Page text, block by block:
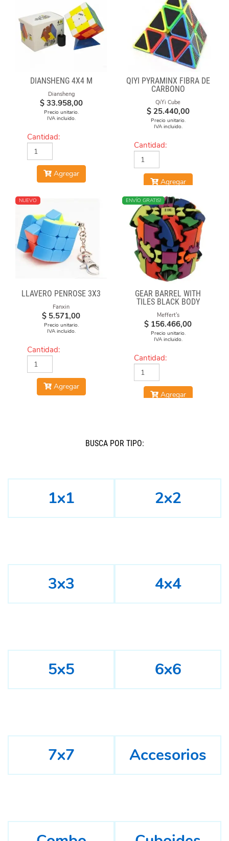
DIANSHENG 4X4 M
Diansheng
$ 33.958,00
Precio unitario.
IVA incluido.
Cantidad:
Agregar
QIYI PYRAMINX FIBRA DE
CARBONO
QiYi Cube
$ 25.440,00
Precio unitario.
IVA incluido.
Cantidad:
Agregar
NUEVO
LLAVERO PENROSE 3X3
Fanxin
$ 5.571,00
Precio unitario.
IVA incluido.
Cantidad:
Agregar
MÁS VENDIDO
ENVÍO GRATIS!
GEAR BARREL WITH
TILES BLACK BODY
Meffert's
$ 156.466,00
Precio unitario.
IVA incluido.
Cantidad:
Agregar
BUSCÁ POR TIPO:
1x1 2x2
3x3 4x4
5x5 6x6
7x7 Accesorios